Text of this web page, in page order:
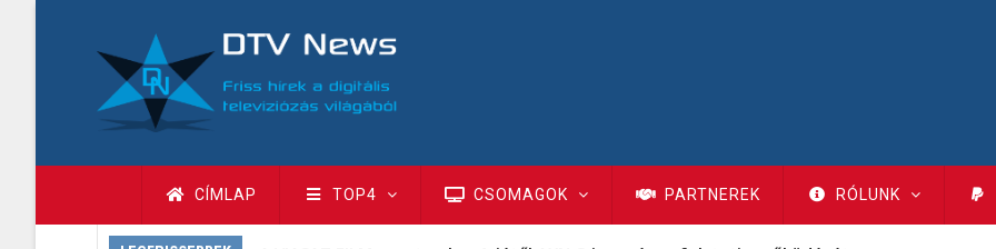
tartalomra
Fő
navigáció
CÍMLAP TOP4 CSOMAGOK PARTNEREK RÓLUNK